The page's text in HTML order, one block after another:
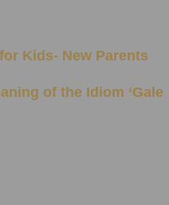
Kids- New Parents
of the Idiom ‘Gale